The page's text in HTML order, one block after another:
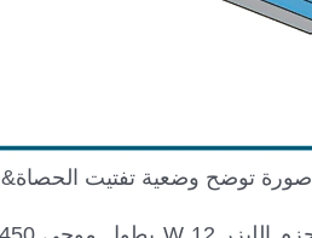
صورة توضح وضعية تفتيت الحصاة&Nbsp;Lithotomy Position